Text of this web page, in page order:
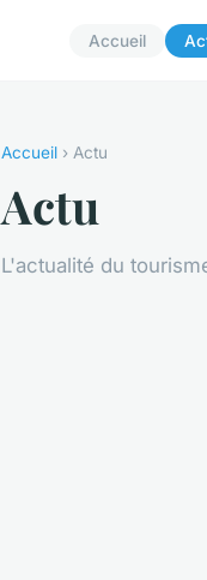
Accueil
Accueil › Actu
Actu
L'actualité du